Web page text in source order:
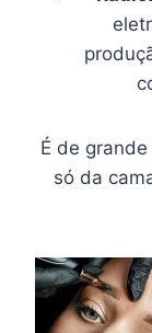
É de
só da